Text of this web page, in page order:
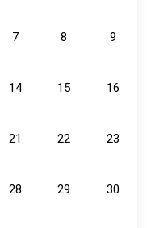
7 8 9
14 15 16
21 22 23
28 29 30